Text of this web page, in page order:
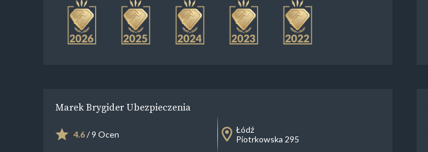
Marek Brygider Ubezpieczenia
4.6/ 9 Ocen
Łódź
Piotrkowska 295